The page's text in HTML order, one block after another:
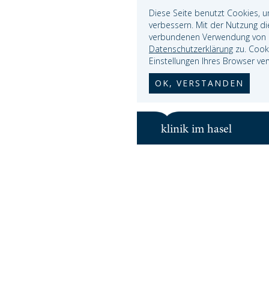
Diese Seite benutzt Cookies,
verbessern. Mit der Nutzung
verbundenen Verwendung
Datenschutzerklärung zu.
Einstellungen Ihres Browser
OK, VERSTANDEN
klinik im hasel